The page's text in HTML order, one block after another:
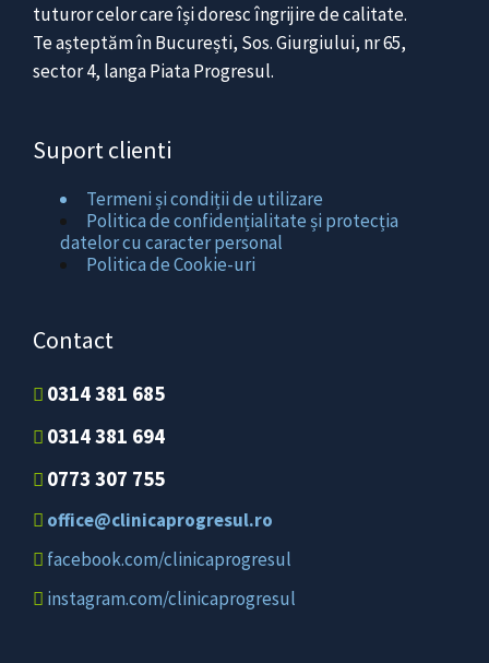
tuturor celor care își doresc îngrijire de calitate.
Te așteptăm în București, Sos. Giurgiului, nr 65,
sector 4, langa Piata Progresul.
Suport clienti
Termeni și condiții de utilizare
Politica de confidențialitate și protecția
datelor cu caracter personal
Politica de Cookie-uri
Contact
0314 381 685
0314 381 694
0773 307 755
office@clinicaprogresul.ro
facebook.com/clinicaprogresul
instagram.com/clinicaprogresul